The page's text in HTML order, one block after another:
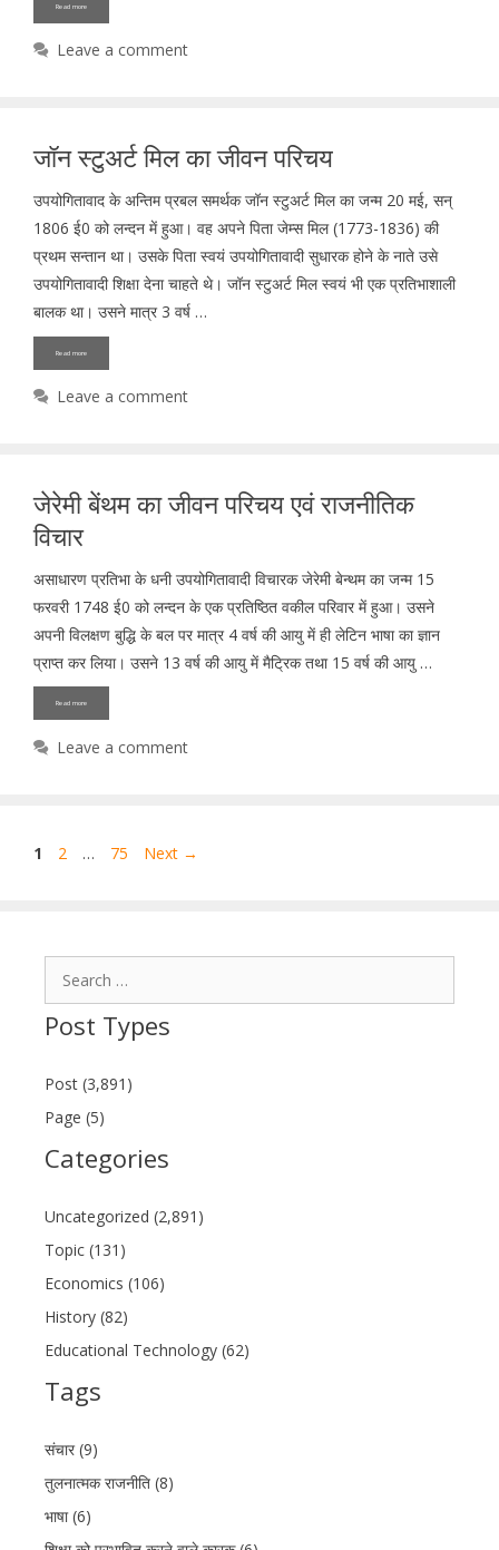
Read more
Leave a comment
जॉन स्टुअर्ट मिल का जीवन परिचय
उपयोगितावाद के अन्तिम प्रबल समर्थक जॉन स्टुअर्ट मिल का जन्म 20 मई, सन्
1806 ई0 को लन्दन में हुआ। वह अपने पिता जेम्स मिल (1773-1836) की
प्रथम सन्तान था। उसके पिता स्वयं उपयोगितावादी सुधारक होने के नाते उसे
उपयोगितावादी शिक्षा देना चाहते थे। जॉन स्टुअर्ट मिल स्वयं भी एक प्रतिभाशाली
बालक था। उसने मात्र 3 वर्ष …
Read more
Leave a comment
जेरेमी बेंथम का जीवन परिचय एवं राजनीतिक
विचार
असाधारण प्रतिभा के धनी उपयोगितावादी विचारक जेरेमी बेन्थम का जन्म 15
फरवरी 1748 ई0 को लन्दन के एक प्रतिष्ठित वकील परिवार में हुआ। उसने
अपनी विलक्षण बुद्धि के बल पर मात्र 4 वर्ष की आयु में ही लेटिन भाषा का ज्ञान
प्राप्त कर लिया। उसने 13 वर्ष की आयु में मैट्रिक तथा 15 वर्ष की आयु …
Read more
Leave a comment
Page
1 Page
2 … Page
75 Next →
Post Types
Post (3,891)
Page (5)
Categories
Uncategorized (2,891)
Topic (131)
Economics (106)
History (82)
Educational Technology (62)
Tags
संचार (9)
तुलनात्मक राजनीति (8)
भाषा (6)